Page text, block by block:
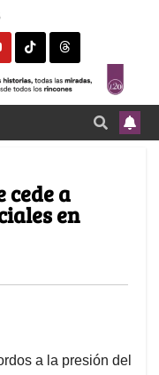
cede a
en
a la presión del